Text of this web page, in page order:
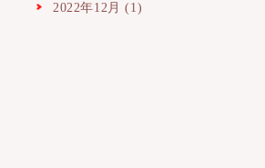
2022年12月 (1)